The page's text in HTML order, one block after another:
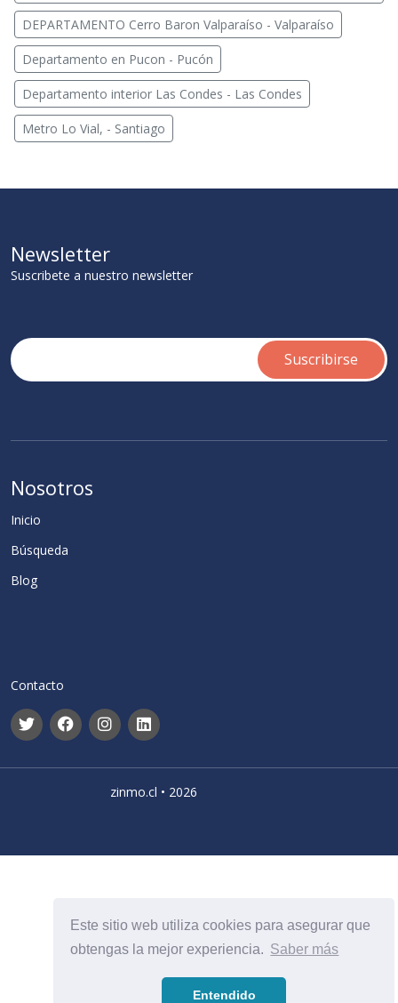
Este sitio web utiliza cookies para asegurar que
obtengas la mejor experiencia. Saber más
Entendido
DEPARTAMENTO Cerro Baron Valparaíso - Valparaíso
Departamento en Pucon - Pucón
Departamento interior Las Condes - Las Condes
Metro Lo Vial, - Santiago
Newsletter
Suscribete a nuestro newsletter
Nosotros
Inicio
Búsqueda
Blog
Contacto
zinmo.cl • 2026